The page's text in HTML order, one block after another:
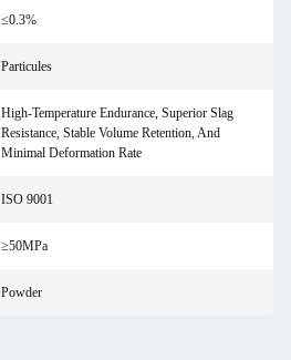
≤0.3%
Particules
High-Temperature Endurance, Superior Slag
Resistance, Stable Volume Retention, And
Minimal Deformation Rate
ISO 9001
≥50MPa
Powder